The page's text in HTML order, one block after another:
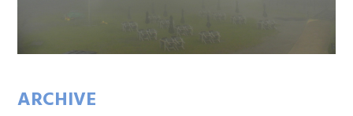
ARCHIVE